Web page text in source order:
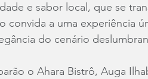
e sabor local, que se
convida a uma experiência
do cenário
o Ahara Bistrô, Auga